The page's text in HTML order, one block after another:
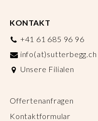
KONTAKT
+41 61 685 96 96
info(at)sutterbegg.ch
Unsere Filialen
Offertenanfragen
Kontaktformular